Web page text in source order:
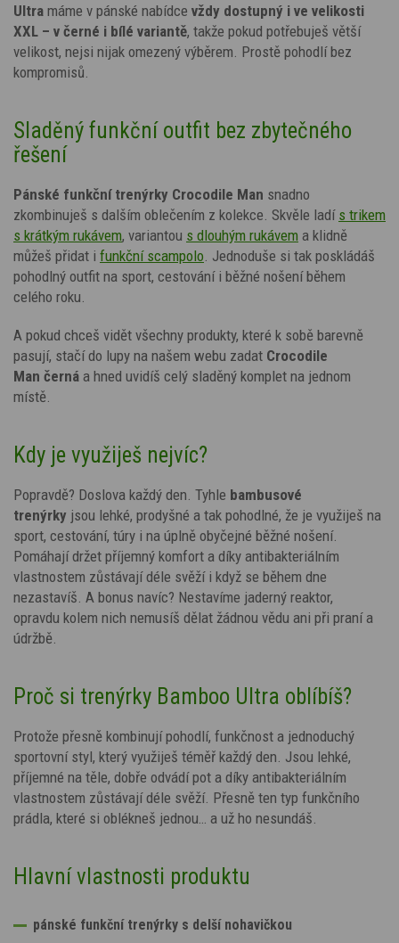
Ultra máme v pánské nabídce vždy dostupný i ve velikosti
XXL – v černé i bílé variantě, takže pokud potřebuješ větší
velikost, nejsi nijak omezený výběrem. Prostě pohodlí bez
kompromisů.
Sladěný funkční outfit bez zbytečného
řešení
Pánské funkční trenýrky Crocodile Man snadno
zkombinuješ s dalším oblečením z kolekce. Skvěle ladí s trikem
s krátkým rukávem, variantou s dlouhým rukávem a klidně
můžeš přidat i funkční scampolo . Jednoduše si tak poskládáš
pohodlný outfit na sport, cestování i běžné nošení během
celého roku.
A pokud chceš vidět všechny produkty, které k sobě barevně
pasují, stačí do lupy na našem webu zadat Crocodile
Man černá a hned uvidíš celý sladěný komplet na jednom
místě.
Kdy je využiješ nejvíc?
Popravdě? Doslova každý den. Tyhle bambusové
trenýrky jsou lehké, prodyšné a tak pohodlné, že je využiješ na
sport, cestování, túry i na úplně obyčejné běžné nošení.
Pomáhají držet příjemný komfort a díky antibakteriálním
vlastnostem zůstávají déle svěží i když se během dne
nezastavíš. A bonus navíc? Nestavíme jaderný reaktor,
opravdu kolem nich nemusíš dělat žádnou vědu ani při praní a
údržbě.
Proč si trenýrky Bamboo Ultra oblíbíš?
Protože přesně kombinují pohodlí, funkčnost a jednoduchý
sportovní styl, který využiješ téměř každý den. Jsou lehké,
příjemné na těle, dobře odvádí pot a díky antibakteriálním
vlastnostem zůstávají déle svěží. Přesně ten typ funkčního
prádla, které si oblékneš jednou… a už ho nesundáš.
Hlavní vlastnosti produktu
pánské funkční trenýrky s delší nohavičkou